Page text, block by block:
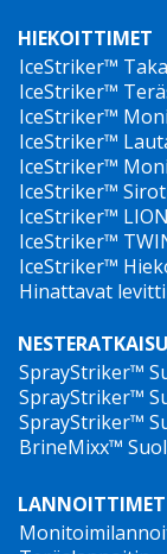
HIEKOITTIMET
IceStriker™
IceStriker™
IceStriker™
IceStriker™
IceStriker™
IceStriker™
IceStriker™
IceStriker™
IceStriker™
Hinattavat
SprayStriker™
SprayStriker™
SprayStriker™
BrineMixx™
LANNOITTIMET